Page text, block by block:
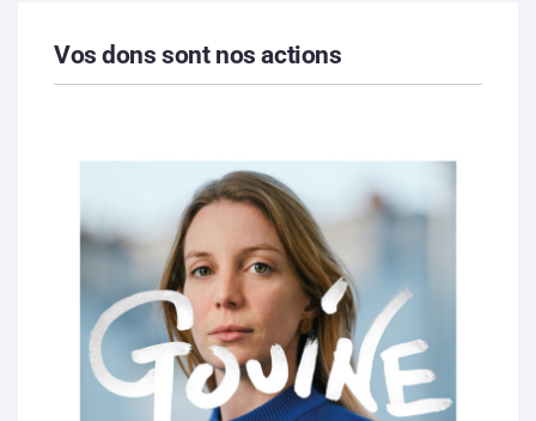
Vos dons sont nos actions